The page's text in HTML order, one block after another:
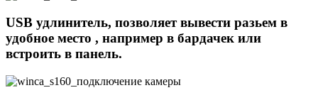
USB удлинитель, позволяет вывести разьем в
удобное место , например в бардачек или
встроить в панель.